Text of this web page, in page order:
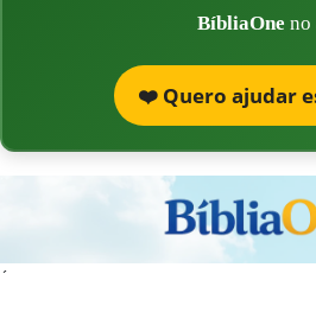
BíbliaOne no
❤️ Quero ajudar
´